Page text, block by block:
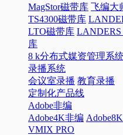
MagStor磁带库 飞编大
TS4300磁带库
LTO磁带库 LANDERS
库
8 k分布式媒资管理系
录播系统
会议室录播 教育录播
定制化产品线
Adobe非编
Adobe4K非编
VMIX PRO